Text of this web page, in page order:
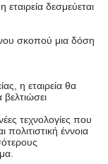
δεσμεύεται
σκοπού μια δόση
η εταιρεία θα
τεχνολογίες που
έννοια